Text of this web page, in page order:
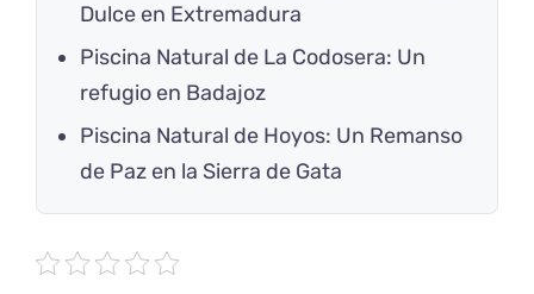
Dulce en Extremadura
Piscina Natural de La Codosera: Un
refugio en Badajoz
Piscina Natural de Hoyos: Un Remanso
de Paz en la Sierra de Gata